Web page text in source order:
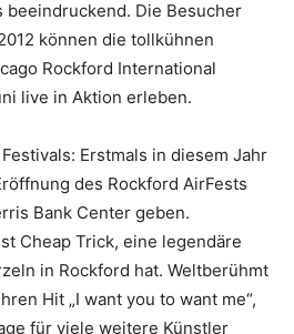
Die Besucher
können die tollkühnen
Rockford International
live in Aktion erleben.
Erstmals in diesem Jahr
des Rockford AirFests
Bank Center geben.
Cheap Trick, eine legendäre
in Rockford hat. Weltberühmt
Hit „I want you to want me“,
für viele weitere Künstler